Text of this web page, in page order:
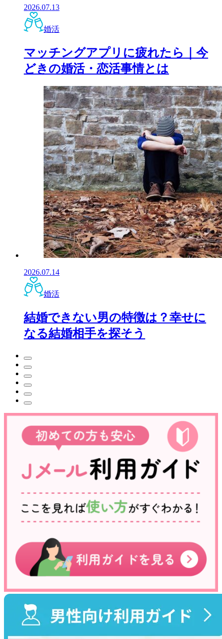
2026.07.13
婚活
マッチングアプリに疲れたら｜今
どきの婚活・恋活事情とは
2026.07.14
婚活
結婚できない男の特徴は？幸せに
なる結婚相手を探そう